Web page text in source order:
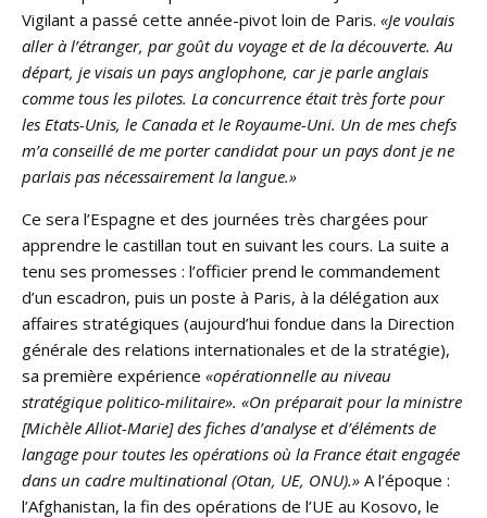
Vigilant a passé cette année-pivot loin de Paris. «Je voulais
aller à l’étranger, par goût du voyage et de la découverte. Au
départ, je visais un pays anglophone, car je parle anglais
comme tous les pilotes. La concurrence était très forte pour
les Etats-Unis, le Canada et le Royaume-Uni. Un de mes chefs
m’a conseillé de me porter candidat pour un pays dont je ne
parlais pas nécessairement la langue.»
Ce sera l’Espagne et des journées très chargées pour
apprendre le castillan tout en suivant les cours. La suite a
tenu ses promesses : l’officier prend le commandement
d’un escadron, puis un poste à Paris, à la délégation aux
affaires stratégiques (aujourd’hui fondue dans la Direction
générale des relations internationales et de la stratégie),
sa première expérience «opérationnelle au niveau
stratégique politico-militaire». «On préparait pour la ministre
[Michèle Alliot-Marie] des fiches d’analyse et d’éléments de
langage pour toutes les opérations où la France était engagée
dans un cadre multinational (Otan, UE, ONU).» A l’époque :
l’Afghanistan, la fin des opérations de l’UE au Kosovo, le